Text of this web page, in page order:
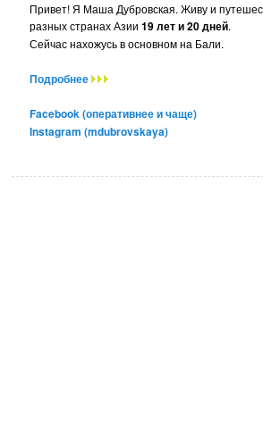
Привет! Я Маша Дубровская. Живу и
разных странах Азии19 лет и 20 дней.
Сейчас нахожусь в основном на Бали.
Подробнее
Facebook (оперативнее и чаще)
Instagram (mdubrovskaya)